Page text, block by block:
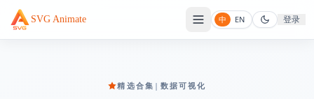
SVG Animate 中 EN 登录
精选合集 | 数据可视化